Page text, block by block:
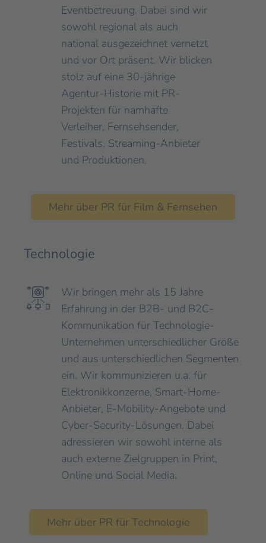
Eventbetreuung. Dabei sind wir
sowohl regional als auch
national ausgezeichnet vernetzt
und vor Ort präsent. Wir blicken
stolz auf eine 30-jährige
Agentur-Historie mit PR-
Projekten für namhafte
Verleiher, Fernsehsender,
Festivals, Streaming-Anbieter
und Produktionen.
Mehr über PR für Film & Fernsehen
Technologie
Wir bringen mehr als 15 Jahre
Erfahrung in der B2B- und B2C-
Kommunikation für Technologie-
Unternehmen unterschiedlicher Größe
und aus unterschiedlichen Segmenten
ein. Wir kommunizieren u.a. für
Elektronikkonzerne, Smart-Home-
Anbieter, E-Mobility-Angebote und
Cyber-Security-Lösungen. Dabei
adressieren wir sowohl interne als
auch externe Zielgruppen in Print,
Online und Social Media.
Mehr über PR für Technologie